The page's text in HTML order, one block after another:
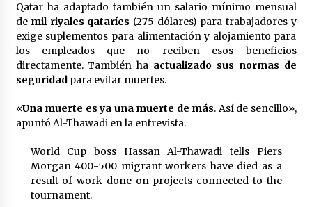
Qatar ha adaptado también un salario mínimo mensual
de mil riyales qataríes (275 dólares) para trabajadores y
exige suplementos para alimentación y alojamiento para
los empleados que no reciben esos beneficios
directamente. También ha actualizado sus normas de
seguridad para evitar muertes.
«Una muerte es ya una muerte de más. Así de sencillo»,
apuntó Al-Thawadi en la entrevista.
World Cup boss Hassan Al-Thawadi tells Piers
Morgan 400-500 migrant workers have died as a
result of work done on projects connected to the
tournament.